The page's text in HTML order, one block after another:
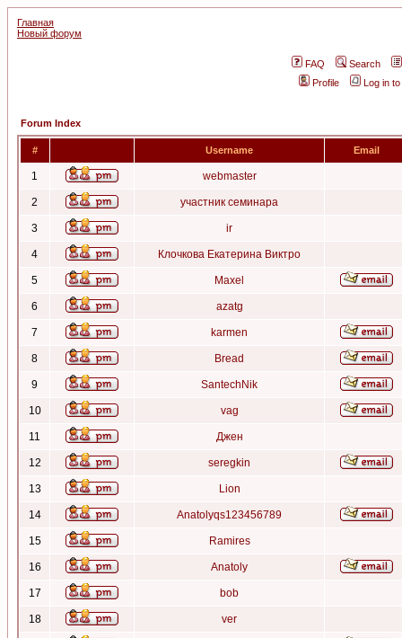
Главная
Новый форум
FAQ
Search
Profile
Log in
Forum Index
# Username Email
1 webmaster
2 участник семинара
3 ir
4 Клочкова Екатерина Виктро
5 Maxel
6 azatg
7 karmen
8 Bread
9 SantechNik
10 vag
11 Джен
12 seregkin
13 Lion
14 Anatolyqs123456789
15 Ramires
16 Anatoly
17 bob
18 ver